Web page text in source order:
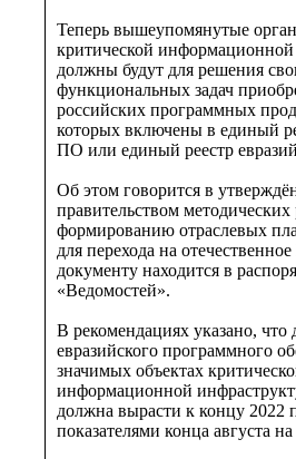
Теперь вышеупомянутые
критической
должны будут для решения
функциональных задач
российских программных
которых включены в единый
ПО или единый реестр
Об этом говорится в
правительством
формированию отраслевых
для перехода на
документу находится в
«Ведомостей».
В рекомендациях указано, что
евразийского программного
значимых объектах
информационной
должна вырасти к концу 2022
показателями конца августа